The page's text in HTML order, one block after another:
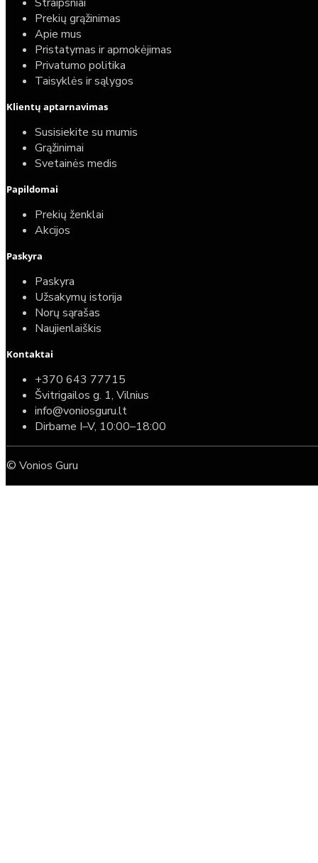
Prekių grąžinimas
Apie mus
Pristatymas ir apmokėjimas
Privatumo politika
Taisyklės ir sąlygos
Klientų aptarnavimas
Susisiekite su mumis
Grąžinimai
Svetainės medis
Papildomai
Prekių ženklai
Akcijos
Paskyra
Paskyra
Užsakymų istorija
Norų sąrašas
Naujienlaiškis
Kontaktai
+370 643 77715
Švitrigailos g. 1, Vilnius
info@voniosguru.lt
Dirbame I–V, 10:00–18:00
© Vonios Guru